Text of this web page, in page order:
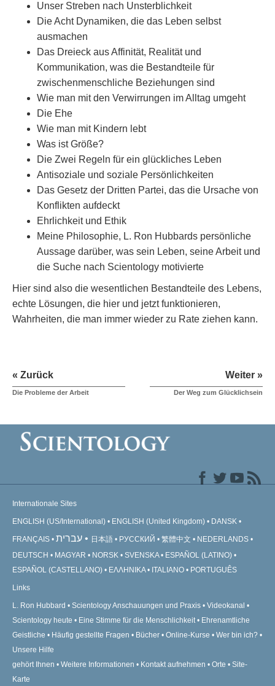
Unser Streben nach Unsterblichkeit
Die Acht Dynamiken, die das Leben selbst
ausmachen
Das Dreieck aus Affinität, Realität und
Kommunikation, was die Bestandteile für
zwischenmenschliche Beziehungen sind
Wie man mit den Verwirrungen im Alltag umgeht
Die Ehe
Wie man mit Kindern lebt
Was ist Größe?
Die Zwei Regeln für ein glückliches Leben
Antisoziale und soziale Persönlichkeiten
Das Gesetz der Dritten Partei, das die Ursache von
Konflikten aufdeckt
Ehrlichkeit und Ethik
Meine Philosophie, L. Ron Hubbards persönliche
Aussage darüber, was sein Leben, seine Arbeit und
die Suche nach Scientology motivierte
Hier sind also die wesentlichen Bestandteile des Lebens,
echte Lösungen, die hier und jetzt funktionieren,
Wahrheiten, die man immer wieder zu Rate ziehen kann.
« Zurück
Die Probleme der Arbeit
Weiter »
Der Weg zum Glücklichsein
Internationale Sites
ENGLISH (US/International) ENGLISH (United Kingdom) DANSK
FRANÇAIS עברית 日本語 РУССКИЙ 繁體中文
NEDERLANDS
DEUTSCH
MAGYAR NORSK SVENSKA
ESPAÑOL (LATINO)
ESPAÑOL (CASTELLANO)
ΕΛΛΗΝΙΚA ITALIANO PORTUGUÊS
Links
L. Ron Hubbard Scientology Anschauungen und Praxis
Videokanal
Scientology heute
Eine Stimme für die Menschlichkeit
Ehrenamtliche
Geistliche
Häufig gestellte Fragen Bücher Online-Kurse
Wer bin ich?
Unsere Hilfe
gehört Ihnen
Weitere Informationen Kontakt aufnehmen Orte
Site-
Karte